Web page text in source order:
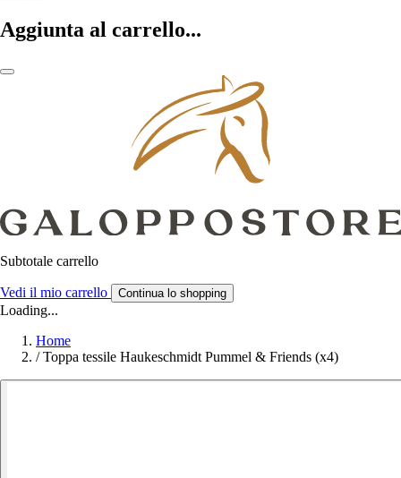
Aggiunta al carrello...
Subtotale carrello
Vedi il mio carrello Continua lo shopping
Loading...
Home
/ Toppa tessile Haukeschmidt Pummel & Friends (x4)